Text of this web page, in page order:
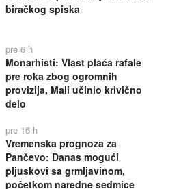
biračkog spiska
pre 6 h
Monarhisti: Vlast plaća rafale
pre roka zbog ogromnih
provizija, Mali učinio krivično
delo
pre 16 h
Vremenska prognoza za
Pančevo: Danas mogući
pljuskovi sa grmljavinom,
početkom naredne sedmice